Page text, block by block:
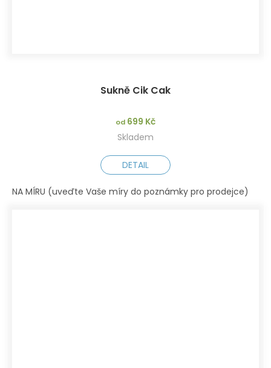
Sukně Cik Cak
od 699 Kč
Skladem
DETAIL
NA MÍRU (uveďte Vaše míry do poznámky pro prodejce)